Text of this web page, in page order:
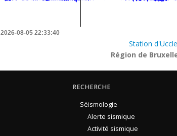
2026-08-05 22:33:40
Station
Région de
RECHERCHE
Séismologie
Alerte sismique
Activité sismique